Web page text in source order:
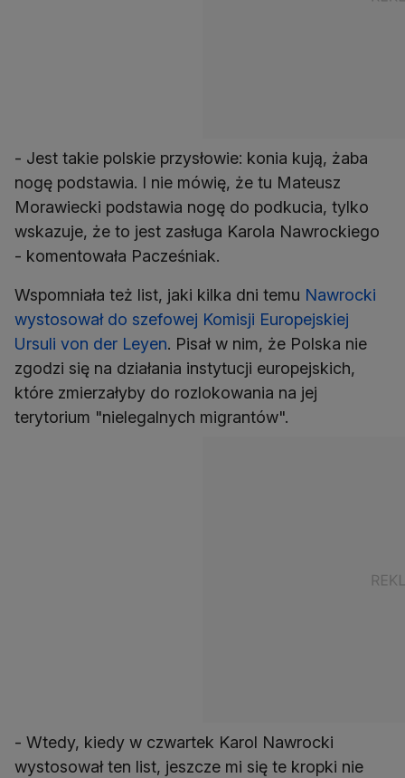
- Jest takie polskie przysłowie: konia kują, żaba
nogę podstawia. I nie mówię, że tu Mateusz
Morawiecki podstawia nogę do podkucia, tylko
wskazuje, że to jest zasługa Karola Nawrockiego
- komentowała Pacześniak.
Wspomniała też list, jaki kilka dni temu Nawrocki
wystosował do szefowej Komisji Europejskiej
Ursuli von der Leyen. Pisał w nim, że Polska nie
zgodzi się na działania instytucji europejskich,
które zmierzałyby do rozlokowania na jej
terytorium "nielegalnych migrantów".
- Wtedy, kiedy w czwartek Karol Nawrocki
wystosował ten list, jeszcze mi się te kropki nie